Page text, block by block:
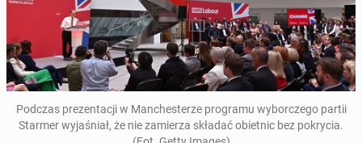
Podczas pre­zen­ta­cji w Man­che­ste­rze pro­gra­mu wy­bor­cze­go partii
Starmer wy­ja­śniał, że nie za­mie­rza składać obiet­nic bez po­kry­cia.